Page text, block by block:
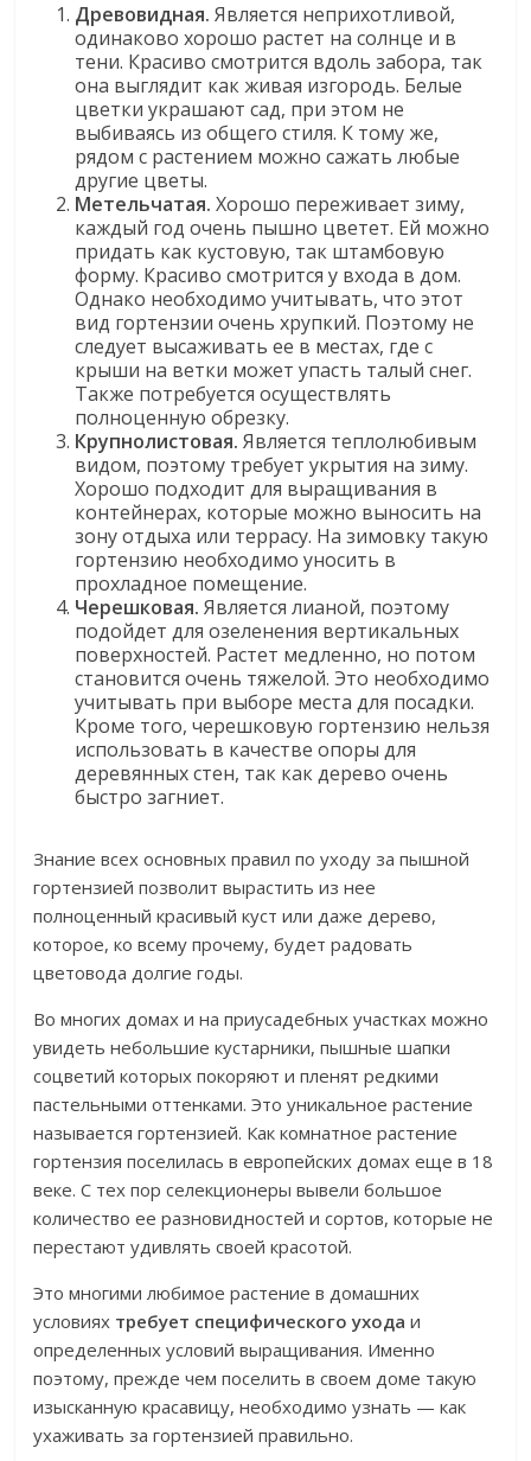
Древовидная. Является неприхотливой,
одинаково хорошо растет на солнце и в
тени. Красиво смотрится вдоль забора, так
она выглядит как живая изгородь. Белые
цветки украшают сад, при этом не
выбиваясь из общего стиля. К тому же,
рядом с растением можно сажать любые
другие цветы.
Метельчатая. Хорошо переживает зиму,
каждый год очень пышно цветет. Ей можно
придать как кустовую, так штамбовую
форму. Красиво смотрится у входа в дом.
Однако необходимо учитывать, что этот
вид гортензии очень хрупкий. Поэтому не
следует высаживать ее в местах, где с
крыши на ветки может упасть талый снег.
Также потребуется осуществлять
полноценную обрезку.
Крупнолистовая. Является теплолюбивым
видом, поэтому требует укрытия на зиму.
Хорошо подходит для выращивания в
контейнерах, которые можно выносить на
зону отдыха или террасу. На зимовку такую
гортензию необходимо уносить в
прохладное помещение.
Черешковая. Является лианой, поэтому
подойдет для озеленения вертикальных
поверхностей. Растет медленно, но потом
становится очень тяжелой. Это необходимо
учитывать при выборе места для посадки.
Кроме того, черешковую гортензию нельзя
использовать в качестве опоры для
деревянных стен, так как дерево очень
быстро загниет.
Знание всех основных правил по уходу за пышной
гортензией позволит вырастить из нее
полноценный красивый куст или даже дерево,
которое, ко всему прочему, будет радовать
цветовода долгие годы.
Во многих домах и на приусадебных участках можно
увидеть небольшие кустарники, пышные шапки
соцветий которых покоряют и пленят редкими
пастельными оттенками. Это уникальное растение
называется гортензией. Как комнатное растение
гортензия поселилась в европейских домах еще в 18
веке. С тех пор селекционеры вывели большое
количество ее разновидностей и сортов, которые не
перестают удивлять своей красотой.
Это многими любимое растение в домашних
условиях требует специфического ухода и
определенных условий выращивания. Именно
поэтому, прежде чем поселить в своем доме такую
изысканную красавицу, необходимо узнать — как
ухаживать за гортензией правильно.